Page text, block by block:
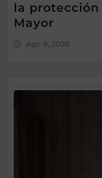
la
Mayor
Ago 8, 2026